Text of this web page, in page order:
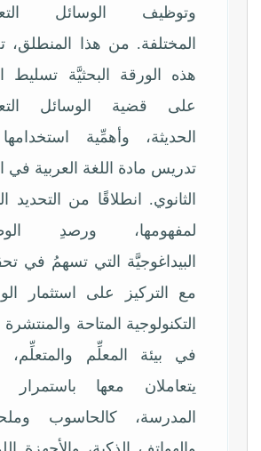
وتوظيف الوسائل
المختلفة. من هذا المنطلق،
هذه الورقة البحثيَّة تسليط
على قضية الوسائل
الحديثة، وأهمِّية
تدريس مادة اللغة العربية في
الثانوي. انطلاقًا من التحديد
لمفهومها، ورصدِ
البيداغوجيَّة التي تسهمُ في
مع التركيز على استثمار
التكنولوجية المتاحة والمنتشرة
في بيئة المعلِّم والمتعلِّم،
يتعاملان معها باستمرار
المدرسة، كالحاسوب